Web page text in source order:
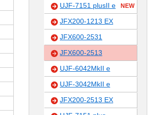
UJF-7151 plusII e NEW
JFX200-1213 EX
JFX600-2531
JFX600-2513
UJF-6042MkII e
UJF-3042MkII e
JFX200-2513 EX